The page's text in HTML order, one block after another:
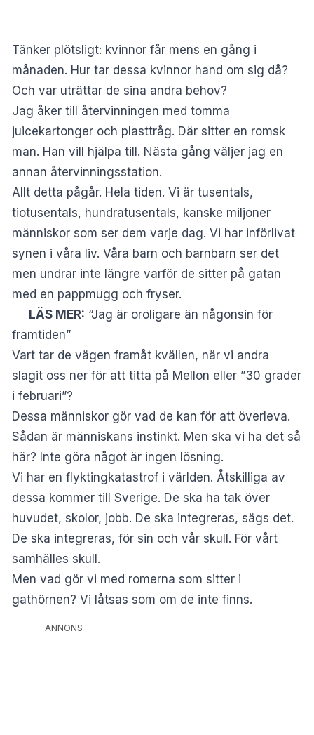
Tänker plötsligt: kvinnor får mens en gång i
månaden. Hur tar dessa kvinnor hand om sig då?
Och var uträttar de sina andra behov?
Jag åker till återvinningen med tomma
juicekartonger och plasttråg. Där sitter en romsk
man. Han vill hjälpa till. Nästa gång väljer jag en
annan återvinningsstation.
Allt detta pågår. Hela tiden. Vi är tusentals,
tiotusentals, hundratusentals, kanske miljoner
människor som ser dem varje dag. Vi har införlivat
synen i våra liv. Våra barn och barnbarn ser det
men undrar inte längre varför de sitter på gatan
med en pappmugg och fryser.
LÄS MER: “Jag är oroligare än någonsin för
framtiden”
Vart tar de vägen framåt kvällen, när vi andra
slagit oss ner för att titta på Mellon eller ”30 grader
i februari”?
Dessa människor gör vad de kan för att överleva.
Sådan är människans instinkt. Men ska vi ha det så
här? Inte göra något är ingen lösning.
Vi har en flyktingkatastrof i världen. Åtskilliga av
dessa kommer till Sverige. De ska ha tak över
huvudet, skolor, jobb. De ska integreras, sägs det.
De ska integreras, för sin och vår skull. För vårt
samhälles skull.
Men vad gör vi med romerna som sitter i
gathörnen? Vi låtsas som om de inte finns.
ANNONS